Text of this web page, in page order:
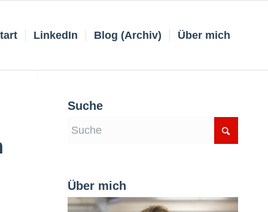
LinkedIn Blog (Archiv) Über mich
Suche
Über mich